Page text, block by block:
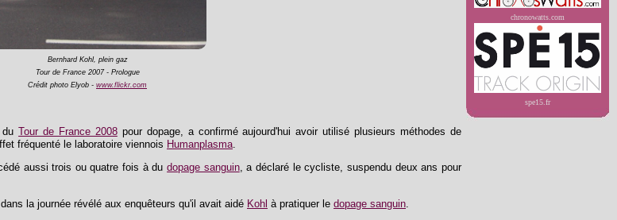
chronowatts.com
spe15.fr
Bernhard Kohl, plein gaz
Tour de France 2007 - Prologue
Crédit photo Elyob - www.flickr.com
duTour de France 2008pour dopage, a confirmé aujourd'hui avoir utilisé plusieurs méthodes de
fréquenté le laboratoire viennois Humanplasma.
aussi trois ou quatre fois à dudopage sanguin, a déclaré le cycliste, suspendu deux ans pour
la journée révélé aux enquêteurs qu'il avait aidé Kohl à pratiquer le dopage sanguin